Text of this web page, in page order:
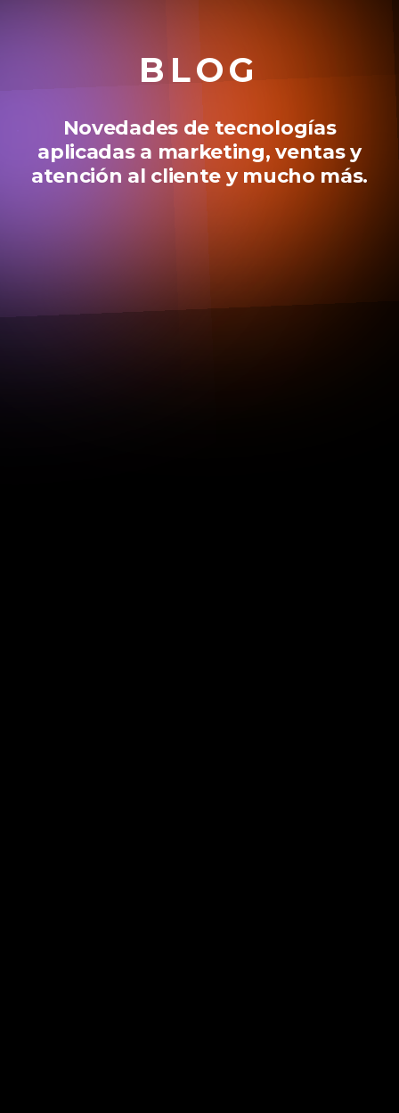
BLOG
Novedades de tecnologías
aplicadas a marketing, ventas y
atención al cliente y mucho más.